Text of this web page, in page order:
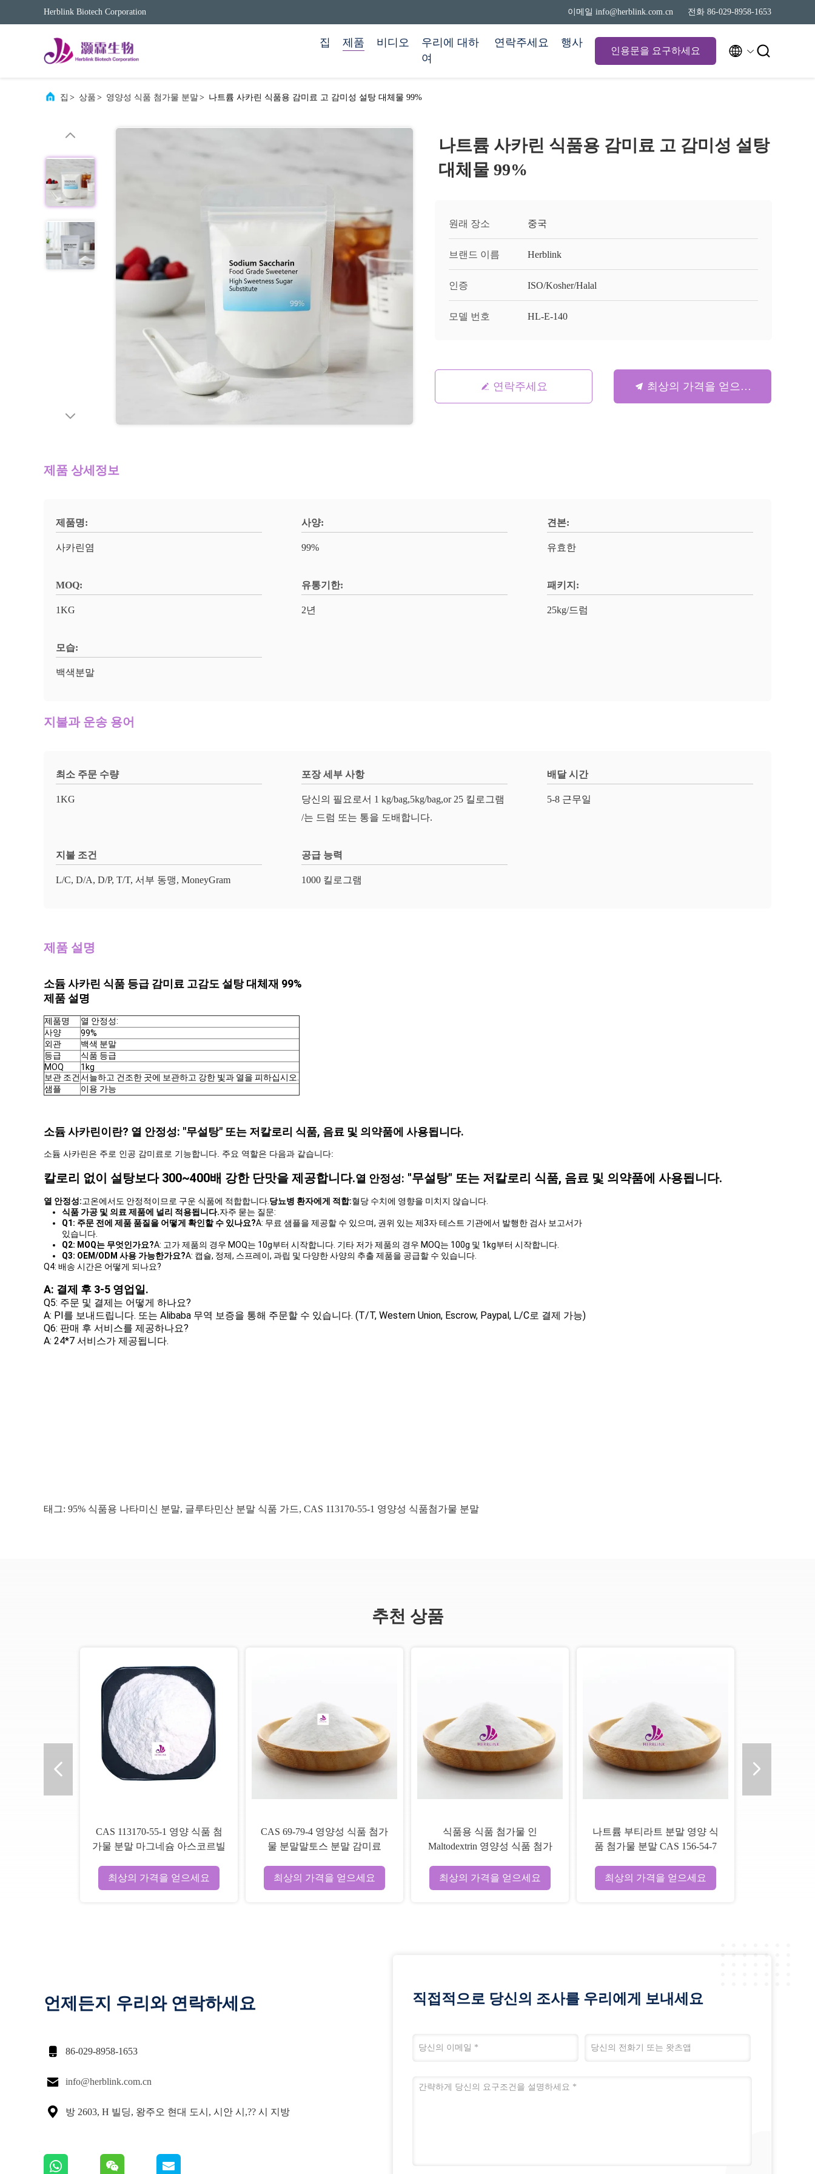
Herblink Biotech Corporation 이메일 info@herblink.com.cn 전화 86-029-8958-1653
집 제품 비디오
우리에 대하
여
연락주세요 행사
인용문을 요구하세요  
집 > 상품 > 영양성 식품 첨가물 분말> 나트륨 사카린 식품용 감미료 고 감미성 설탕 대체물 99%
나트륨 사카린 식품용 감미료 고 감미성 설탕
대체물 99%
원래 장소 중국
브랜드 이름 Herblink
인증 ISO/Kosher/Halal
모델 번호 HL-E-140
연락주세요 최상의 가격을 얻으세요
제품 상세정보
제품명:
사카린염
사양:
99%
견본:
유효한
MOQ:
1KG
유통기한:
2년
패키지:
25kg/드럼
모습:
백색분말
지불과 운송 용어
최소 주문 수량
1KG
포장 세부 사항
당신의 필요로서 1 kg/bag,5kg/bag,or 25 킬로그램
/는 드럼 또는 통을 도배합니다.
배달 시간
5-8 근무일
지불 조건
L/C, D/A, D/P, T/T, 서부 동맹, MoneyGram
공급 능력
1000 킬로그램
제품 설명
소듐 사카린 식품 등급 감미료 고감도 설탕 대체재 99%
제품 설명
제품명
열 안정성:
사양
99%
외관
백색 분말
등급
식품 등급
MOQ
1kg
보관 조건서늘하고 건조한 곳에 보관하고 강한 빛과 열을 피하십시오.
샘플
이용 가능
소듐 사카린이란? 열 안정성: "무설탕" 또는 저칼로리 식품, 음료 및 의약품에 사용됩니다.
소듐 사카린은 주로 인공 감미료로 기능합니다. 주요 역할은 다음과 같습니다:
칼로리 없이 설탕보다 300~400배 강한 단맛을 제공합니다.열 안정성: "무설탕" 또는 저칼로리 식품, 음료 및 의약품에 사용됩니다.
열 안정성:고온에서도 안정적이므로 구운 식품에 적합합니다. 당뇨병 환자에게 적합:혈당 수치에 영향을 미치지 않습니다.
식품 가공 및 의료 제품에 널리 적용됩니다.자주 묻는 질문:
Q1: 주문 전에 제품 품질을 어떻게 확인할 수 있나요?A: 무료 샘플을 제공할 수 있으며, 권위 있는 제3자 테스트 기관에서 발행한 검사 보고서가
있습니다.
Q2: MOQ는 무엇인가요?A: 고가 제품의 경우 MOQ는 10g부터 시작합니다. 기타 저가 제품의 경우 MOQ는 100g 및 1kg부터 시작합니다.
Q3: OEM/ODM 사용 가능한가요?A: 캡슐, 정제, 스프레이, 과립 및 다양한 사양의 추출 제품을 공급할 수 있습니다.
Q4: 배송 시간은 어떻게 되나요?
A: 결제 후 3-5 영업일.
Q5: 주문 및 결제는 어떻게 하나요?
A: PI를 보내드립니다. 또는 Alibaba 무역 보증을 통해 주문할 수 있습니다. (T/T, Western Union, Escrow, Paypal, L/C로 결제 가능)
Q6: 판매 후 서비스를 제공하나요?
A: 24*7 서비스가 제공됩니다.
태그: 95% 식품용 나타미신 분말, 글루타민산 분말 식품 가드, CAS 113170-55-1 영양성 식품첨가물 분말
추천 상품
CAS 113170-55-1 영양 식품 첨
가물 분말 마그네슘 아스코르빌
최상의 가격을 얻으세요
CAS 69-79-4 영양성 식품 첨가
물 분말말토스 분말 감미료
최상의 가격을 얻으세요
식품용 식품 첨가물 인
Maltodextrin 영양성 식품 첨가
최상의 가격을 얻으세요
나트륨 부티라트 분말 영양 식
품 첨가물 분말 CAS 156-54-7
최상의 가격을 얻으세요
언제든지 우리와 연락하세요
 86-029-8958-1653
 info@herblink.com.cn
 방 2603, H 빌딩, 왕주오 현대 도시, 시안 시,?? 시 지방
직접적으로 당신의 조사를 우리에게 보내세요